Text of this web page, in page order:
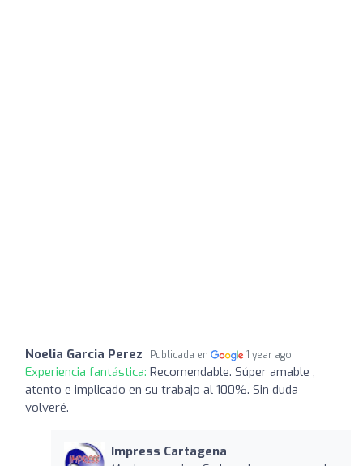
Noelia Garcia Perez Publicada en 1 year ago
Experiencia fantástica: Recomendable. Súper amable ,
atento e implicado en su trabajo al 100%. Sin duda
volveré.
Impress Cartagena